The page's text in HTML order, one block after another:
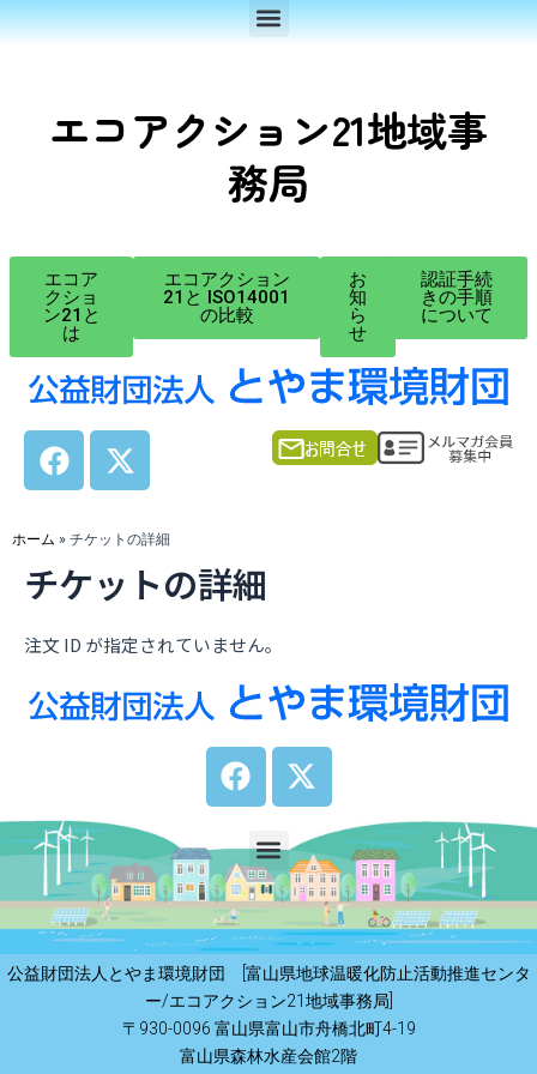
内
容
F
a
c
e
b
o
k
X
-
t
w
t
e
r
Menu
エコアクション21地域事
務局
エコア
クショ
ン21と
は
エコアクション
21と ISO14001
の⽐較
お
知
ら
せ
認証⼿続
きの⼿順
について
ホーム »チケットの詳細
チケットの詳細
注文 ID が指定されていません。
F
a
c
e
b
o
o
k
X
-
t
w
i
t
t
e
r
Menu
公益財団法人とやま環境財団 [富山県地球温暖化防止活動推進センタ
ー/エコアクション21地域事務局]
〒930-0096 富山県富山市舟橋北町4-19
富山県森林水産会館2階